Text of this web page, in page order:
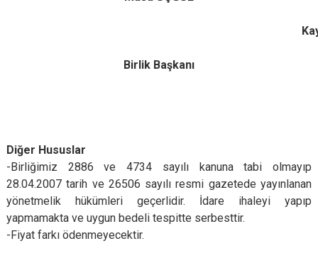
Birlik Başkanı
Diğer Hususlar
-Birliğimiz 2886 ve 4734 sayılı kanuna tabi olmayıp
28.04.2007 tarih ve 26506 sayılı resmi gazetede yayınlanan
yönetmelik hükümleri geçerlidir. İdare ihaleyi yapıp
yapmamakta ve uygun bedeli tespitte serbesttir.
-Fiyat farkı ödenmeyecektir.